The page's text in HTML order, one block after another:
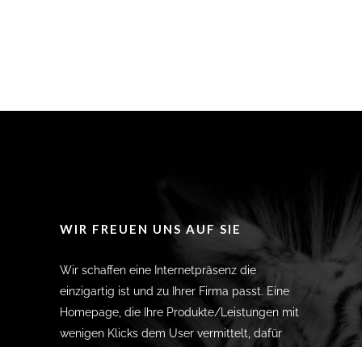
WIR FREUEN UNS AUF SIE
Wir schaffen eine Internetpräsenz die
einzigartig ist und zu Ihrer Firma passt. Eine
Homepage, die Ihre Produkte/Leistungen mit
wenigen Klicks dem User vermittelt, dafür